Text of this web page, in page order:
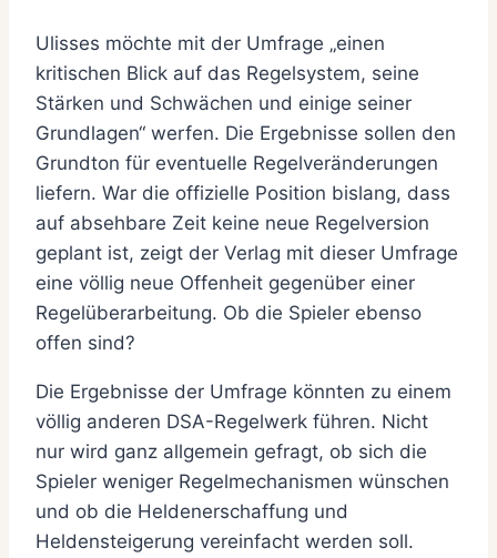
Ulisses möchte mit der Umfrage „einen
kritischen Blick auf das Regelsystem, seine
Stärken und Schwächen und einige seiner
Grundlagen“ werfen. Die Ergebnisse sollen den
Grundton für eventuelle Regelveränderungen
liefern. War die offizielle Position bislang, dass
auf absehbare Zeit keine neue Regelversion
geplant ist, zeigt der Verlag mit dieser Umfrage
eine völlig neue Offenheit gegenüber einer
Regelüberarbeitung. Ob die Spieler ebenso
offen sind?
Die Ergebnisse der Umfrage könnten zu einem
völlig anderen DSA-Regelwerk führen. Nicht
nur wird ganz allgemein gefragt, ob sich die
Spieler weniger Regelmechanismen wünschen
und ob die Heldenerschaffung und
Heldensteigerung vereinfacht werden soll.